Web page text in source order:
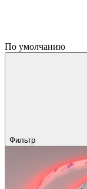
По умолчанию
Фильтр